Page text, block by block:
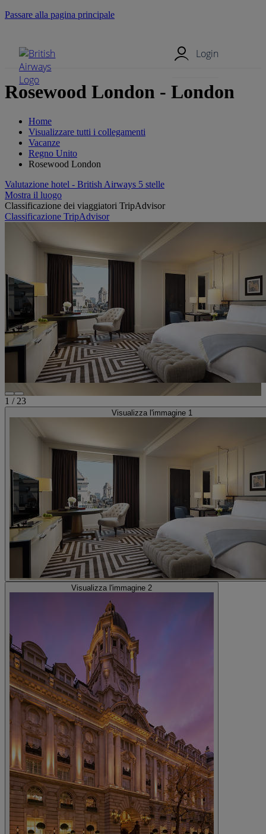
Passare alla pagina principale
Login
Rosewood London - London
Home
Visualizzare tutti i collegamenti
Vacanze
Regno Unito
Rosewood London
Valutazione hotel - British Airways 5 stelle
Mostra il luogo
Classificazione dei viaggiatori TripAdvisor
Classificazione TripAdvisor
1 / 23
Visualizza l'immagine 1
Visualizza l'immagine 2